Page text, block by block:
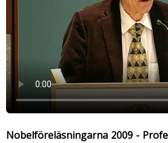
Nobelföreläsningarna 2009 -